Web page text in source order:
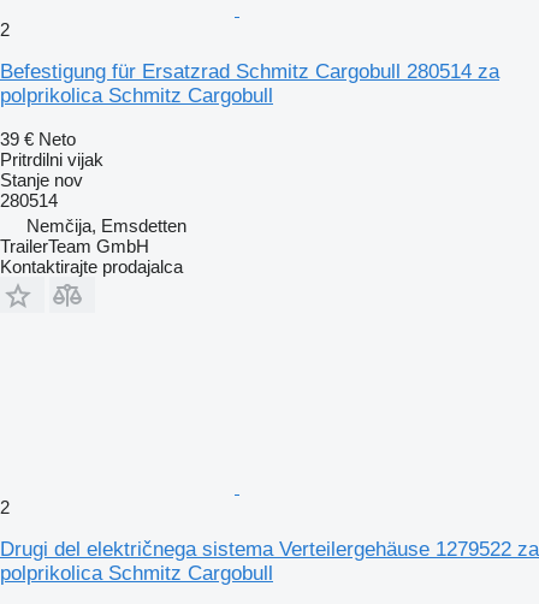
2
Befestigung für Ersatzrad Schmitz Cargobull 280514 za
polprikolica Schmitz Cargobull
39 € Neto
Pritrdilni vijak
Stanje nov
280514
Nemčija, Emsdetten
TrailerTeam GmbH
Kontaktirajte prodajalca
2
Drugi del električnega sistema Verteilergehäuse 1279522 za
polprikolica Schmitz Cargobull